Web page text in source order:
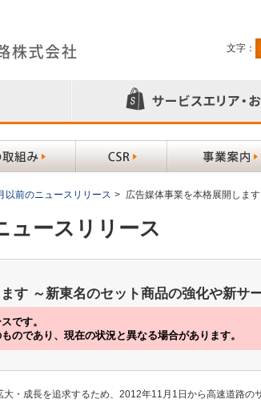
文字：
以前のニュースリリース > 広告媒体事業を本格展開しま
ュースリリース
す ～新東名のセット商品の強化や新サ
です。
のであり、現在の状況と異なる場合があります。
大・成長を追求するため、2012年11月1日から高速道路